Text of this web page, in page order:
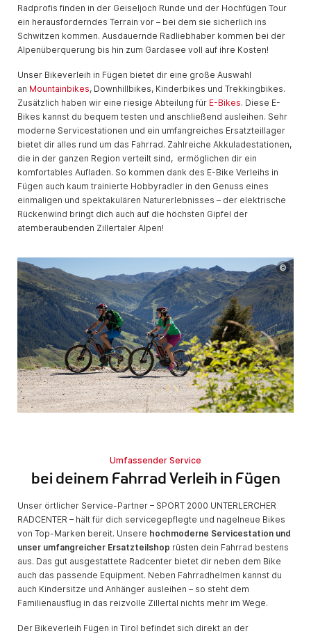
Radprofis finden in der Geiseljoch Runde und der Hochfügen Tour
ein herausforderndes Terrain vor – bei dem sie sicherlich ins
Schwitzen kommen. Ausdauernde Radliebhaber kommen bei der
Alpenüberquerung bis hin zum Gardasee voll auf ihre Kosten!
Unser Bikeverleih in Fügen bietet dir eine große Auswahl
an Mountainbikes, Downhillbikes, Kinderbikes und Trekkingbikes.
Zusätzlich haben wir eine riesige Abteilung für E-Bikes. Diese E-
Bikes kannst du bequem testen und anschließend ausleihen. Sehr
moderne Servicestationen und ein umfangreiches Ersatzteillager
bietet dir alles rund um das Fahrrad. Zahlreiche Akkuladestationen,
die in der ganzen Region verteilt sind, ermöglichen dir ein
komfortables Aufladen. So kommen dank des E-Bike Verleihs in
Fügen auch kaum trainierte Hobbyradler in den Genuss eines
einmaligen und spektakulären Naturerlebnisses – der elektrische
Rückenwind bringt dich auch auf die höchsten Gipfel der
atemberaubenden Zillertaler Alpen!
©
Umfassender Service
bei deinem Fahrrad Verleih in Fügen
Unser örtlicher Service-Partner – SPORT 2000 UNTERLERCHER
RADCENTER – hält für dich servicegepflegte und nagelneue Bikes
von Top-Marken bereit. Unsere hochmoderne Servicestation und
unser umfangreicher Ersatzteilshop rüsten dein Fahrrad bestens
aus. Das gut ausgestattete Radcenter bietet dir neben dem Bike
auch das passende Equipment. Neben Fahrradhelmen kannst du
auch Kindersitze und Anhänger ausleihen – so steht dem
Familienausflug in das reizvolle Zillertal nichts mehr im Wege.
Der Bikeverleih Fügen in Tirol befindet sich direkt an der